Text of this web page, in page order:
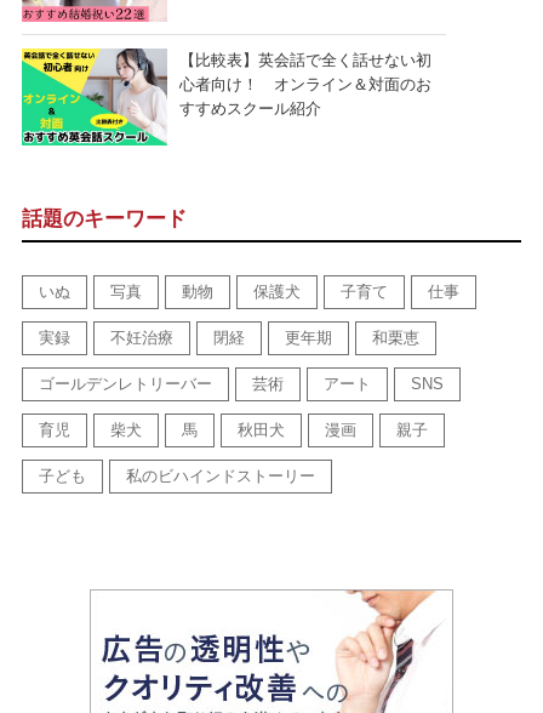
【比較表】英会話で全く話せない初
心者向け！ オンライン＆対面のお
すすめスクール紹介
話題のキーワード
いぬ 写真 動物 保護犬 子育て 仕事
実録 不妊治療 閉経 更年期 和栗恵
ゴールデンレトリーバー 芸術 アート SNS
育児 柴犬 馬 秋田犬 漫画 親子
子ども 私のビハインドストーリー